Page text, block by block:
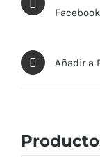
Facebook
Añadir a